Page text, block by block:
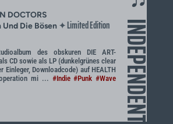
INDEPENDENT
DOCTORS
Und Die Bösen ✦Limited Edition
des obskuren DIE ART-
CD sowie als LP (dunkelgrünes clear
Einleger, Downloadcode) auf HEALTH
mi ... #Indie #Punk #Wave